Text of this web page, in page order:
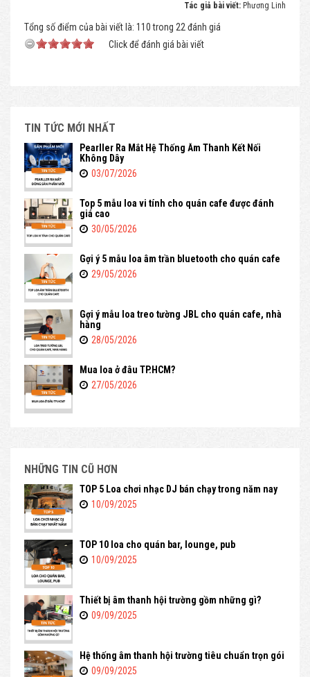
Tác giả bài viết: Phương Linh
Tổng số điểm của bài viết là: 110 trong 22 đánh giá
Click để đánh giá bài viết
TIN TỨC MỚI NHẤT
Pearller Ra Mắt Hệ Thống Âm Thanh Kết Nối
Không Dây
03/07/2026
Top 5 mẫu loa vi tính cho quán cafe được đánh
giá cao
30/05/2026
Gợi ý 5 mẫu loa âm trần bluetooth cho quán cafe
29/05/2026
Gợi ý mẫu loa treo tường JBL cho quán cafe, nhà
hàng
28/05/2026
Mua loa ở đâu TP.HCM?
27/05/2026
NHỮNG TIN CŨ HƠN
TOP 5 Loa chơi nhạc DJ bán chạy trong năm nay
10/09/2025
TOP 10 loa cho quán bar, lounge, pub
10/09/2025
Thiết bị âm thanh hội trường gồm những gì?
09/09/2025
Hệ thống âm thanh hội trường tiêu chuẩn trọn gói
09/09/2025